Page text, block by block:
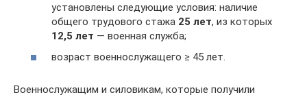
установлены следующие условия: наличие
общего трудового стажа 25 лет, из которых
12,5 лет — военная служба;
возраст военнослужащего ≥ 45 лет.
Военнослужащим и силовикам, которые получили